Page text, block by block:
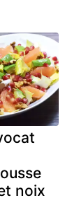
noix